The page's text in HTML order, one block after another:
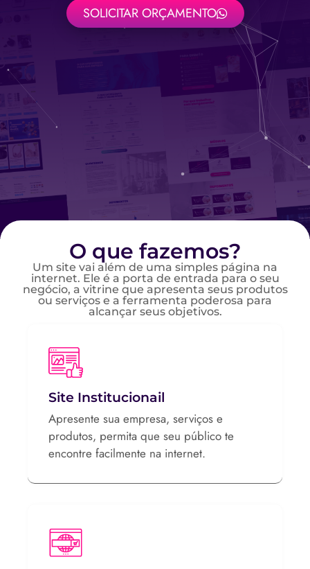
SOLICITAR ORÇAMENTO
O que fazemos?
Um site vai além de uma simples página na
internet. Ele é a porta de entrada para o seu
negócio, a vitrine que apresenta seus produtos
ou serviços e a ferramenta poderosa para
alcançar seus objetivos.
Site Institucionail
Apresente sua empresa, serviços e
produtos, permita que seu público te
encontre facilmente na internet.